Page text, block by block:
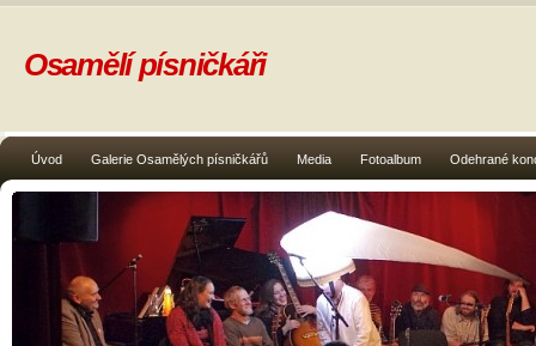
Úvod Galerie Osamělých písničkářů Media Fotoalbum Odehrané
Osamělí písničkáři